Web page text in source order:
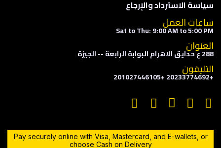
سياسة الاسترداد والإرجاع
ساعات العمل
Sat to Thu: 9:00 AM to 5:00 PM
العنوان
288 ع حدايق الاهرام البوابة الرابعة -- الجيزة
التليفون
Pay securely online with Visa, Mastercard, and E-wallets, or
choose Cash on Delivery